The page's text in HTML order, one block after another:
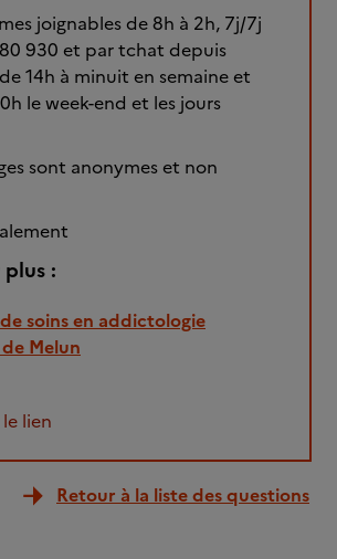
joignables de 8h à 2h, 7j/7j
930 et par tchat depuis
14h à minuit en semaine et
le week-end et les jours
sont anonymes et non
plus :
soins en addictologie
Melun
lien
Retour à la liste des questions